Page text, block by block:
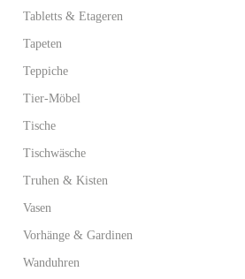
Tabletts & Etageren
Tapeten
Teppiche
Tier-Möbel
Tische
Tischwäsche
Truhen & Kisten
Vasen
Vorhänge & Gardinen
Wanduhren